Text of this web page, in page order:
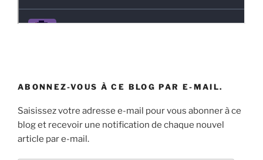
ABONNEZ-VOUS À CE BLOG PAR E-MAIL.
Saisissez votre adresse e-mail pour vous abonner à ce
blog et recevoir une notification de chaque nouvel
article par e-mail.